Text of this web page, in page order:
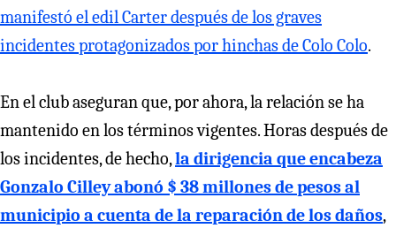
manifestó el edil Carter después de los graves
incidentes protagonizados por hinchas de Colo Colo.
En el club aseguran que, por ahora, la relación se ha
mantenido en los términos vigentes. Horas después de
los incidentes, de hecho,la dirigencia que encabeza
Gonzalo Cilley abonó $ 38 millones de pesos al
municipio a cuenta de la reparación de los daños,